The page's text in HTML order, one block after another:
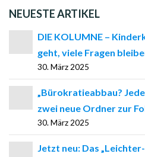
NEUESTE ARTIKEL
DIE KOLUMNE –
geht, viele Fragen
30. März 2025
„Bürokratieabbau?
zwei neue Ordner zur
30. März 2025
Jetzt neu: Das